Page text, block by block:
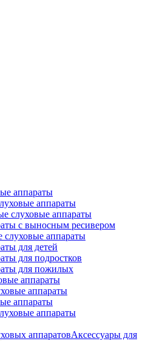
аппараты
аппараты
слуховые аппараты
с выносным ресивером
слуховые аппараты
для детей
для подростков
для пожилых
аппараты
аппараты
аппараты
аппараты
Аксессуары для